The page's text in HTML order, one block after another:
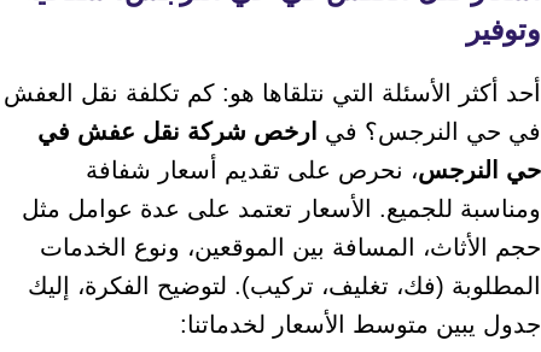
وتوفير
أحد أكثر الأسئلة التي نتلقاها هو: كم تكلفة نقل العفش
في حي النرجس؟ في ارخص شركة نقل عفش في
حي النرجس، نحرص على تقديم أسعار شفافة
ومناسبة للجميع. الأسعار تعتمد على عدة عوامل مثل
حجم الأثاث، المسافة بين الموقعين، ونوع الخدمات
المطلوبة (فك، تغليف، تركيب). لتوضيح الفكرة، إليك
جدول يبين متوسط الأسعار لخدماتنا: